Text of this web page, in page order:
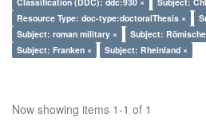
Resource Type: doc-type:doctoralThesis ×
Subject: roman military ×
Subject:
Subject: Franken ×
Subject: Rheinland ×
Now showing items 1-1 of 1